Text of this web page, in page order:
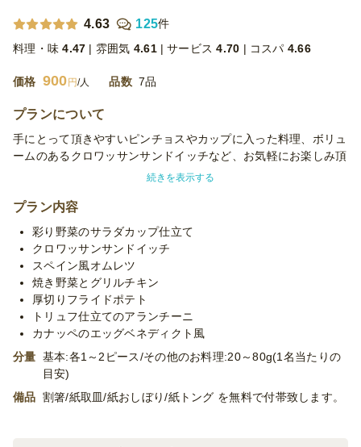
4.63 125件
料理・味 4.47 雰囲気 4.61 サービス 4.70 コスパ 4.66
価格 900 円/人 品数 7品
プランについて
手にとって頂きやすいピンチョスやカップに入った料理、ボリュ
ームのあるクロワッサンサンドイッチなど、お気軽にお楽しみ頂
けてお求めやすいプランでございます。
※使い捨て容器でお届けするデリバリープランです。設置・配
膳・撤収等のサービスはついておりません。
※季節毎の仕入れによりメニューが変わる場合がございます。予
めご了承ください。
※プランに記載のあるメニュー以外もご対応が可能です。お気軽
に御相談ください。
続きを表示する
プラン内容
彩り野菜のサラダカップ仕立て
クロワッサンサンドイッチ
スペイン風オムレツ
焼き野菜とグリルチキン
厚切りフライドポテト
トリュフ仕立てのアランチーニ
カナッペのエッグベネディクト風
分量 基本:各1～2ピース/その他のお料理:20～80g(1名当たりの
目安)
備品 割箸/紙取皿/紙おしぼり/紙トング を無料で付帯致します。